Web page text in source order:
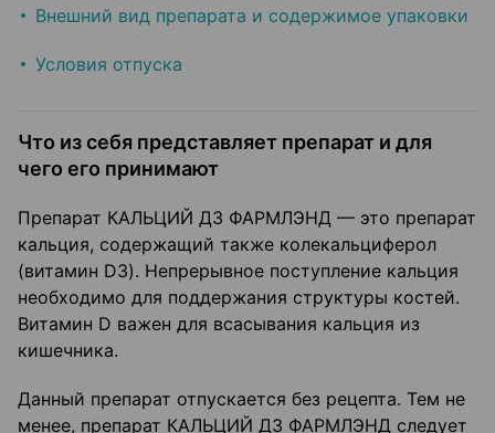
Внешний вид препарата и содержимое упаковки
Условия отпуска
Что из себя представляет препарат и для
чего его принимают
Препарат КАЛЬЦИЙ Д3 ФАРМЛЭНД — это препарат
кальция, содержащий также колекальциферол
(витамин D3). Непрерывное поступление кальция
необходимо для поддержания структуры костей.
Витамин D важен для всасывания кальция из
кишечника.
Данный препарат отпускается без рецепта. Тем не
менее, препарат КАЛЬЦИЙ Д3 ФАРМЛЭНД следует